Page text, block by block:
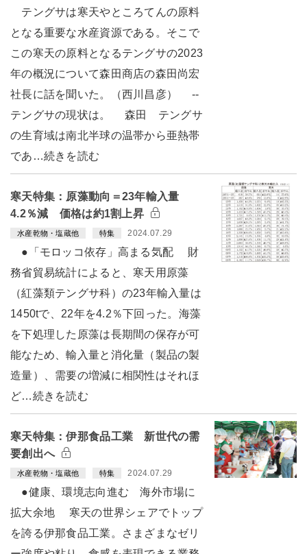
テングサは寒天やところてんの原料
となる重要な水産資源である。そこで
この寒天の原料となるテングサの2023
年の概況について森田商店の森田尚宏
社長に話を聞いた。（西川昌彦） --
テングサの現状は。 森田 テングサ
の生育域は南北半球の温帯から亜熱帯
であ…続きを読む
寒天特集：原藻動向＝23年輸入量
4.2％減 価格は約1割上昇
水産乾物・塩蔵他 特集 2024.07.29
●「モロッコ依存」高まる気配 財
務省貿易統計によると、寒天用原藻
（紅藻類テングサ科）の23年輸入量は
1450tで、22年を4.2％下回った。海藻
を下処理した原藻は長期間の保存が可
能なため、輸入量と消化量（製品の製
造量）、需要の増減に相関性はそれほ
ど…続きを読む
寒天特集：伊那食品工業 新世代の需
要創出へ
水産乾物・塩蔵他 特集 2024.07.29
●健康、環境志向進む 海外市場に
拡大余地 寒天の世界シェアでトップ
を誇る伊那食品工業。さまざまなゼリ